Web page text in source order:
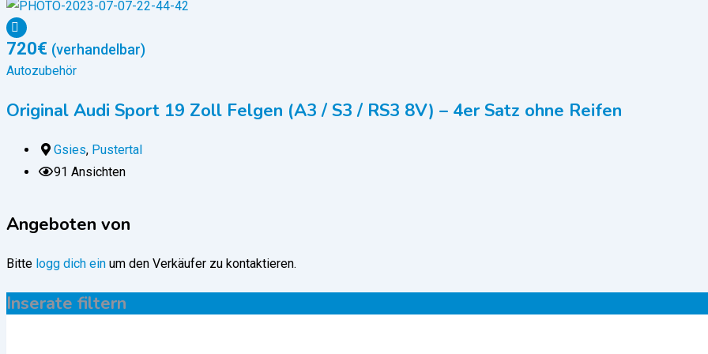
720€ (verhandelbar)
Autozubehör
Original Audi Sport 19 Zoll Felgen (A3 / S3 / RS3 8V) – 4er Satz ohne Reifen
Gsies, Pustertal
91 Ansichten
Angeboten von
Bitte logg dich ein um den Verkäufer zu kontaktieren.
Inserate filtern